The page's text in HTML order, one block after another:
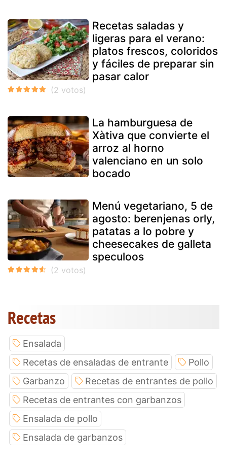
Recetas saladas y
ligeras para el verano:
platos frescos, coloridos
y fáciles de preparar sin
pasar calor
La hamburguesa de
Xàtiva que convierte el
arroz al horno
valenciano en un solo
bocado
Menú vegetariano, 5 de
agosto: berenjenas orly,
patatas a lo pobre y
cheesecakes de galleta
speculoos
Recetas
Ensalada
Recetas de ensaladas de entrante
Pollo
Garbanzo
Recetas de entrantes de pollo
Recetas de entrantes con garbanzos
Ensalada de pollo
Ensalada de garbanzos